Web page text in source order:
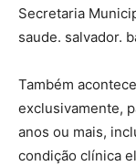
Secretaria
saude. salvador.
Também
exclusivamente,
anos ou mais,
condição clínica